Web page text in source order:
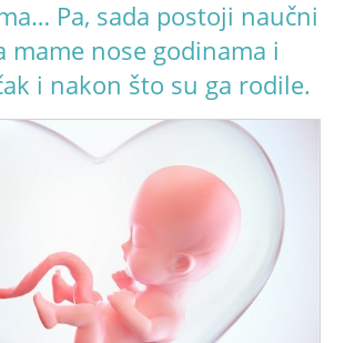
Pa, sada postoji naučni
mame nose godinama i
i nakon što su ga rodile.